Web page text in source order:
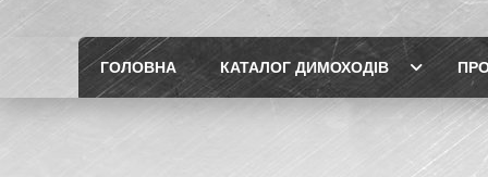
ГОЛОВНА КАТАЛОГ ДИМОХОДІВ